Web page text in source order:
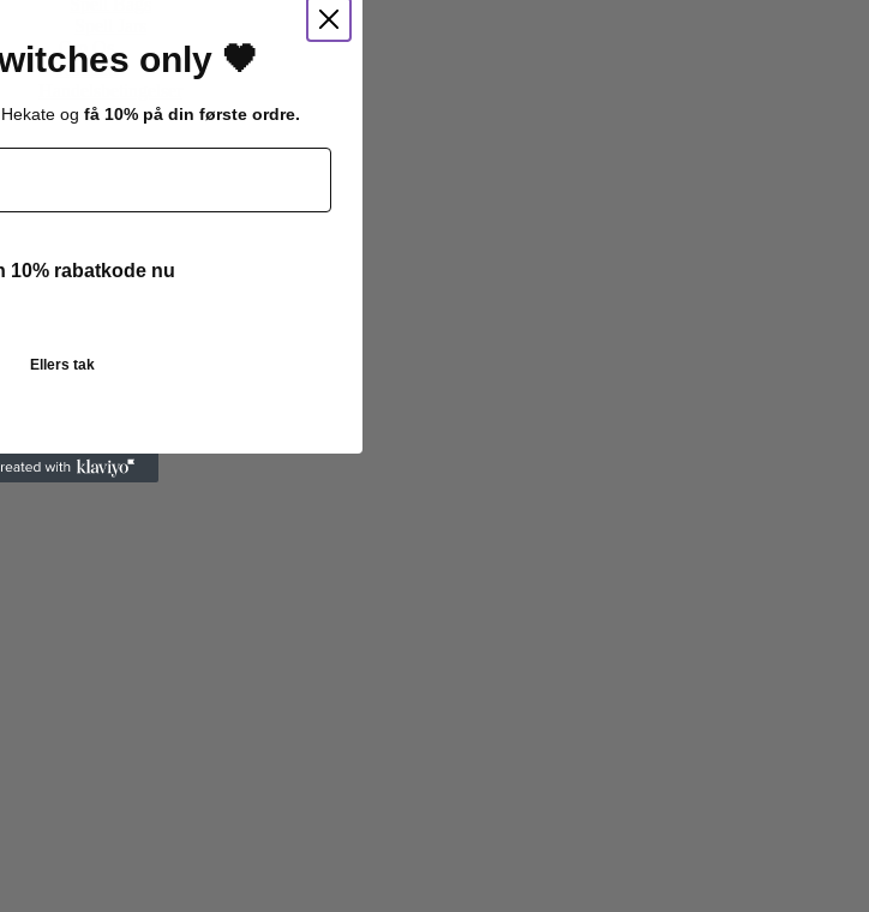
Om Os
Kontakt
only 🖤
og få 10% på din første ordre.
10% rabatkode nu
Ellers tak